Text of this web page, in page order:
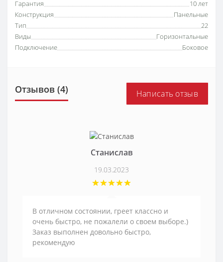
Гарантия
10 лет
Конструкция
Панельные
Тип
22
Виды
Горизонтальные
Подключение
Боковое
Отзывов (4) Написать отзыв
Станислав
19.03.2023
В отличном состоянии, греет классно и
очень быстро, не пожалели о своем выборе.)
Заказ выполнен довольно быстро,
рекомендую